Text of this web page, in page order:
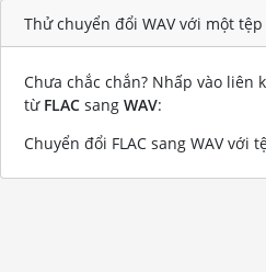
Thử chuyển đổi WAV với một tệp
Chưa chắc chắn? Nhấp vào liên
từ FLAC sang WAV:
Chuyển đổi FLAC sang WAV với